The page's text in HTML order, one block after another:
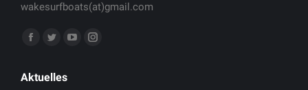
wakesurfboats(at)gmail.com
Finden Sie uns auf:
Facebook
opens
Twitter
opens
YouTubeInstagram
Aktuelles